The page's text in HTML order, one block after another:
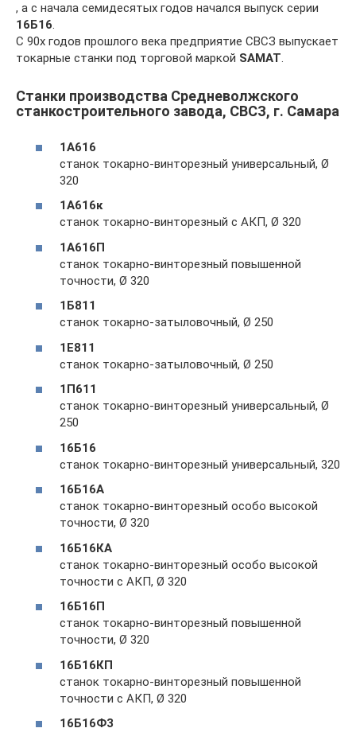
, а с начала семидесятых годов начался выпуск серии
16Б16.
С 90х годов прошлого века предприятие СВСЗ выпускает
токарные станки под торговой маркой SAMAT.
Станки производства Средневолжского
станкостроительного завода, СВСЗ, г. Самара
1А616
станок токарно-винторезный универсальный, Ø
320
1А616к
станок токарно-винторезный с АКП, Ø 320
1А616П
станок токарно-винторезный повышенной
точности, Ø 320
1Б811
станок токарно-затыловочный, Ø 250
1Е811
станок токарно-затыловочный, Ø 250
1П611
станок токарно-винторезный универсальный, Ø
250
16Б16
станок токарно-винторезный универсальный, 320
16Б16А
станок токарно-винторезный особо высокой
точности, Ø 320
16Б16КА
станок токарно-винторезный особо высокой
точности с АКП, Ø 320
16Б16П
станок токарно-винторезный повышенной
точности, Ø 320
16Б16КП
станок токарно-винторезный повышенной
точности с АКП, Ø 320
16Б16Ф3